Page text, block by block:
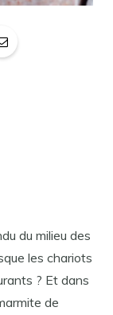
du milieu des
les chariots
? Et dans
de